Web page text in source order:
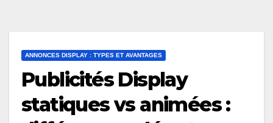
ANNONCES DISPLAY : TYPES ET AVANTAGES
Publicités Display
statiques vs animées :